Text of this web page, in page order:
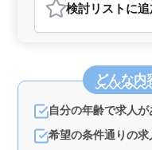
おすすめポイント
＜即戦力の活躍場＞
集は、即日勤務可能
を期待しています。人
への対応など経験を活
きます。 ＜シニア
験者を積極的に募集し
してさまざまな業務に
ブルの対応から年金相
検討リスト に追
どんな内
自分の年齢で求人
希望の条件通りの